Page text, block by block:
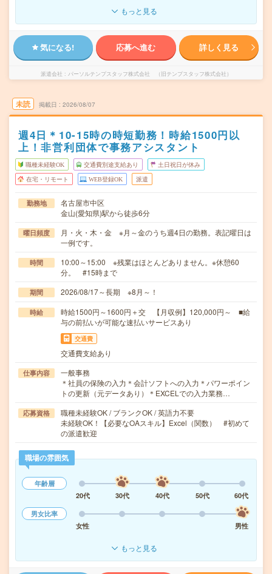
もっと見る
気になる! 応募へ進む 詳しく見る
派遣会社 パーソルテンプスタッフ株式会社 （旧テンプスタッフ株式会社）
未読 掲載日 2026/08/07
週4日＊10-15時の時短勤務！時給1500円以
上！非営利団体で事務アシスタント
職種未経験OK 交通費別途支給あり 土日祝日が休み
在宅・リモート WEB登録OK 派遣
勤務地
名古屋市中区
金山(愛知県)駅から徒歩6分
曜日頻度
月・火・木・金 ※月～金のうち週4日の勤務。表記曜日は
一例です。
時間
10:00～15:00 ※残業はほとんどありません。※休憩60
分。 #15時まで
期間 2026/08/17～長期 ※8月～！
時給
時給1500円～1600円＋交 【月収例】120,000円～ ■給
与の前払いが可能な速払いサービスあり
交通費
交通費支給あり
仕事内容
一般事務
＊社員の保険の入力＊会計ソフトへの入力＊パワーポイン
トの更新（元データあり）＊EXCELでの入力業務…
応募資格
職種未経験OK / ブランクOK / 英語力不要
未経験OK！【必要なOAスキル】Excel（関数） #初めて
の派遣歓迎
職場の雰囲気
年齢層
20代
30代 40代 50代
60代
男女比率
女性
男性
もっと見る